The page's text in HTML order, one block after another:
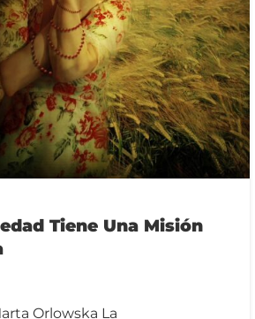
Tiene Una Misión
Orlowska La